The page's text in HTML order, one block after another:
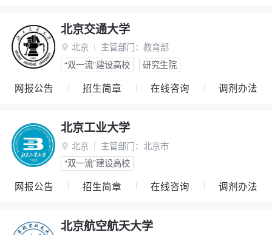
北京交通大学
 北京 主管部门： 教育部
“双一流”建设高校
研究生院
网报公告 招生简章 在线咨询 调剂办法
北京工业大学
 北京 主管部门： 北京市
“双一流”建设高校
网报公告 招生简章 在线咨询 调剂办法
北京航空航天大学